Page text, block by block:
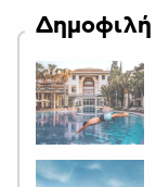
Δημοφιλή